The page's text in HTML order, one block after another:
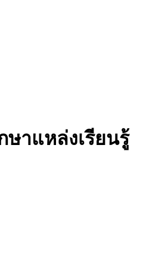
าแหล่งเรียนรู้